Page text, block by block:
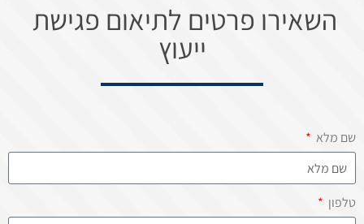
השאירו פרטים לתיאום פגישת
ייעוץ
שם מלא
טלפון